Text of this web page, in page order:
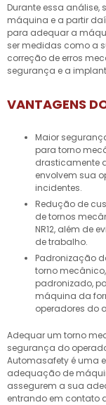
Durante essa
máquina e a partir
para adequar a
ser medidas como a
correção de erros
segurança e a
VANTAGENS
Maior segurança do operador: Ao aderir as normas da NR12
para torno
drasticamente
envolvem sua
incidentes.
Redução de custos: Os custos com reparos e manutenções
de tornos
NR12, além de
de trabalho.
Padronização da operação: Ao aderir as normas da NR12 para
torno
padronizado,
máquina da
operadores do
Adequar um torno
segurança do
Automasafety é uma
adequação de
assegurem a sua
entrando em contato